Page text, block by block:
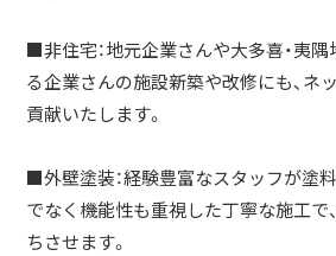
■非住宅：地元企業さんや大多喜・夷
る企業さんの施設新築や改修にも、ネ
貢献いたします。
■外壁塗装：経験豊富なスタッフが塗
でなく機能性も重視した丁寧な施工で
ちさせます。